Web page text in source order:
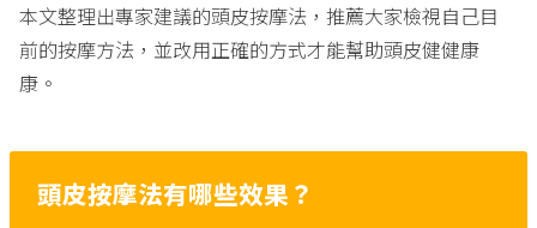
本文整理出專家建議的頭皮按摩法，推薦大家檢視自己目
前的按摩方法，並改用正確的方式才能幫助頭皮健健康
康。
頭皮按摩法有哪些效果？